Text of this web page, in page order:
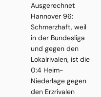
Ausgerechnet
Hannover 96:
Schmerzhaft, weil
in der Bundesliga
und gegen den
Lokalrivalen, ist die
0:4 Heim-
Niederlage gegen
den Erzrivalen